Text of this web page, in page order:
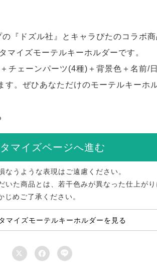
『ドズル社』とキャラぴたのコラボ商
マイズモーテルキーホルダーです。
チェーンパーツ(4種)＋背景色＋名前/
す。ぜひあなただけのモーテルキーホ
マイズページへ進む
うような表現はご遠慮ください。
た商品とは、若干色みが異なった仕上がり
めご了承ください。
マイズモーテルキーホルダーを見る
  